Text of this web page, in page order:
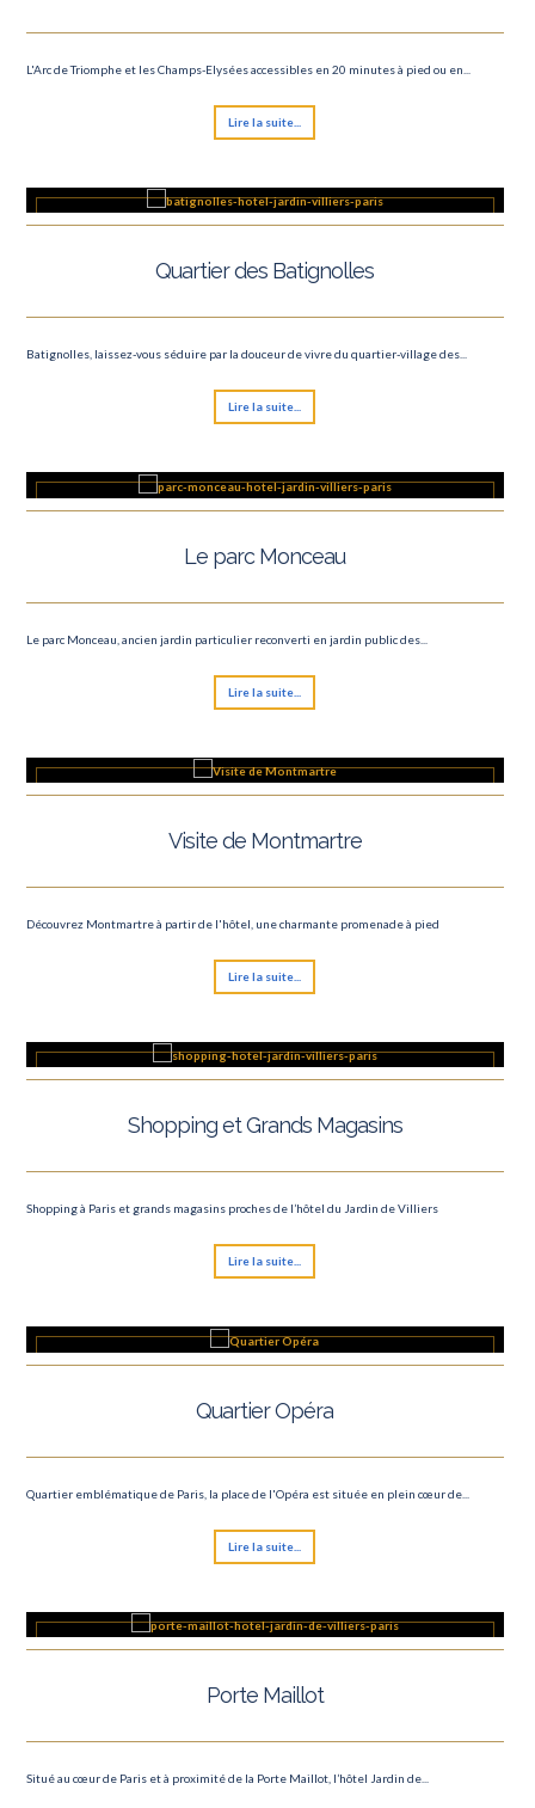
L'Arc de Triomphe et les Champs-Elysées accessibles en 20 minutes à pied ou en...
Lire la suite...
Quartier des Batignolles
Batignolles, laissez-vous séduire par la douceur de vivre du quartier-village des...
Lire la suite...
Le parc Monceau
Le parc Monceau, ancien jardin particulier reconverti en jardin public des...
Lire la suite...
Visite de Montmartre
Découvrez Montmartre à partir de l'hôtel, une charmante promenade à pied
Lire la suite...
Shopping et Grands Magasins
Shopping à Paris et grands magasins proches de l’hôtel du Jardin de Villiers
Lire la suite...
Quartier Opéra
Quartier emblématique de Paris, la place de l'Opéra est située en plein cœur de...
Lire la suite...
Porte Maillot
Situé au cœur de Paris et à proximité de la Porte Maillot, l’hôtel Jardin de...